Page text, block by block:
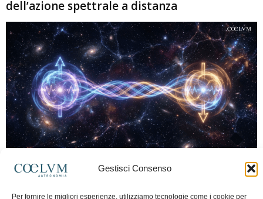
Gestisci Consenso
Per fornire le migliori esperienze, utilizziamo tecnologie come i cookie per
dell’azione spettrale a distanza
Marco Lorrai - 15 Giugno 2026 0
moderna: due particelle possono mostrare correlazioni che sembrano ignorare